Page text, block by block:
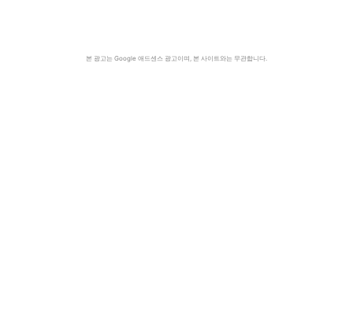
본 광고는 Google 애드센스 광고이며, 본 사이트와는 무관합니다.